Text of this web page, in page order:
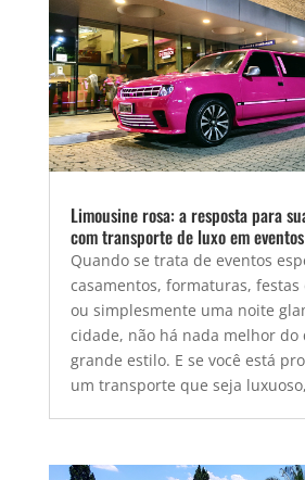
Limousine rosa: a resposta para
com transporte de luxo em
Quando se trata de eventos
casamentos, formaturas,
ou simplesmente uma noite
cidade, não há nada melhor do
grande estilo. E se você está
um transporte que seja